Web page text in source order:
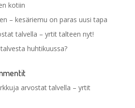
kotiin
– kesäriemu on paras uusi tapa
talvella – yrtit talteen nyt!
huhtikuussa?
arvostat talvella – yrtit